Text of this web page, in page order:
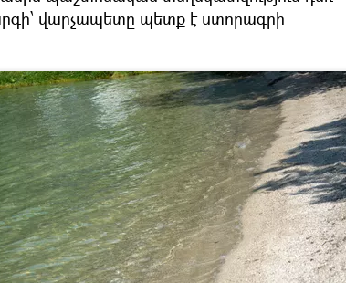
վարչապետը պետք է ստորագրի